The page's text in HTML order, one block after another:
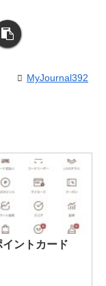
MyJournal392
イントカード